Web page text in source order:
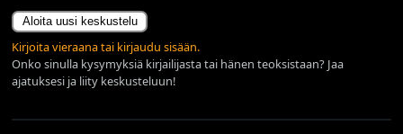
Aloita uusi keskustelu
Kirjoita vieraana tai kirjaudu sisään.
Onko sinulla kysymyksiä kirjailijasta tai hänen teoksistaan? Jaa
ajatuksesi ja liity keskusteluun!